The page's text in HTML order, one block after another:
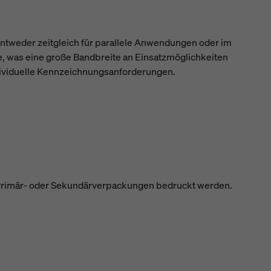
zeitgleich für parallele Anwendungen oder im
eine große Bandbreite an Einsatzmöglichkeiten
Kennzeichnungsanforderungen.
oder Sekundärverpackungen bedruckt werden.